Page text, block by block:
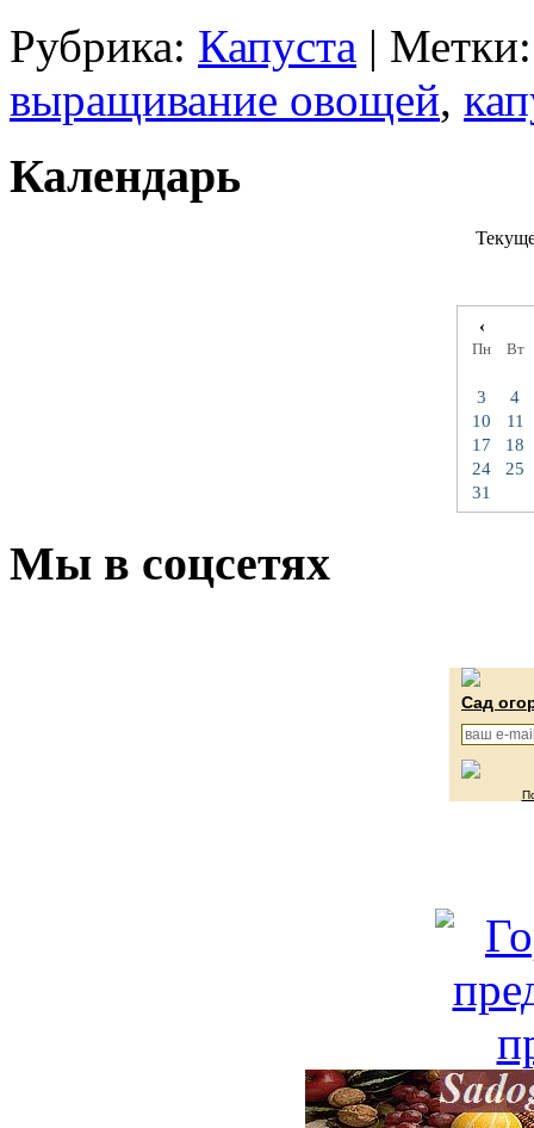
Рубрика: Капуста | Метки:
выращивание овощей,
Календарь
‹
Пн Вт
3
4
10
11
17
18
24
25
31
Мы в соцсетях
Сад